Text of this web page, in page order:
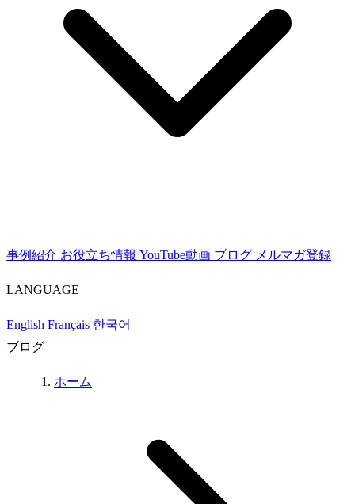
事例紹介 お役立ち情報 YouTube動画 ブログ メルマガ登録
LANGUAGE
English Français 한국어
ブログ
ホーム